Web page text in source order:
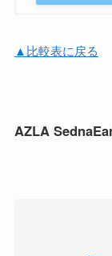
▲比較表に戻る
AZLA